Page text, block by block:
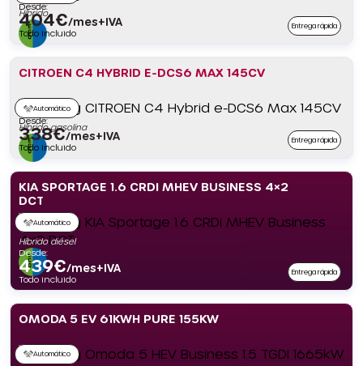
Híbrido
Desde:
404€/mes+IVA
Todo incluido
Entrega rápida
CITROEN C4 HYBRID E-DCS6 MAX 145CV
Automático
Híbrido gasolina
Desde:
338€/mes+IVA
Todo incluido
Entrega rápida
KIA SPORTAGE 1.6 CRDI MHEV BUSINESS 4×2
DCT
Automático
Híbrido diésel
Desde:
439€/mes+IVA
Todo incluido
Entrega rápida
OMODA 5 EV 61KWH PURE 155KW
Automático